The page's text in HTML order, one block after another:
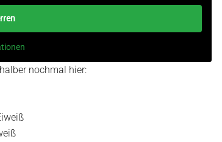
nochmal hier: